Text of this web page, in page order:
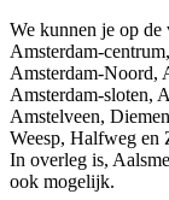
We kunnen je op de
Amsterdam-
Amsterdam-Noord,
Amsterdam-sloten,
Amstelveen,
Weesp, Halfweg en
In overleg is,
ook mogelijk.